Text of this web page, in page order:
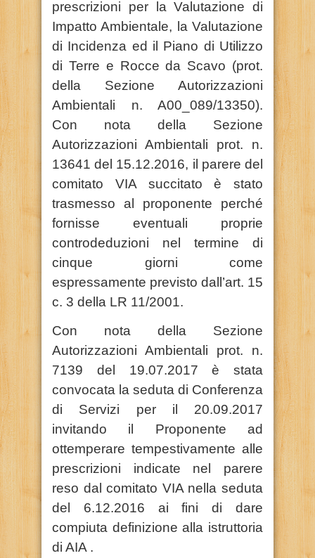
prescrizioni per la Valutazione di
Impatto Ambientale, la Valutazione
di Incidenza ed il Piano di Utilizzo
di Terre e Rocce da Scavo (prot.
della Sezione Autorizzazioni
Ambientali n. A00_089/13350).
Con nota della Sezione
Autorizzazioni Ambientali prot. n.
13641 del 15.12.2016, il parere del
comitato VIA succitato è stato
trasmesso al proponente perché
fornisse eventuali proprie
controdeduzioni nel termine di
cinque giorni come
espressamente previsto dall’art. 15
c. 3 della LR 11/2001.
Con nota della Sezione
Autorizzazioni Ambientali prot. n.
7139 del 19.07.2017 è stata
convocata la seduta di Conferenza
di Servizi per il 20.09.2017
invitando il Proponente ad
ottemperare tempestivamente alle
prescrizioni indicate nel parere
reso dal comitato VIA nella seduta
del 6.12.2016 ai fini di dare
compiuta definizione alla istruttoria
di AIA .